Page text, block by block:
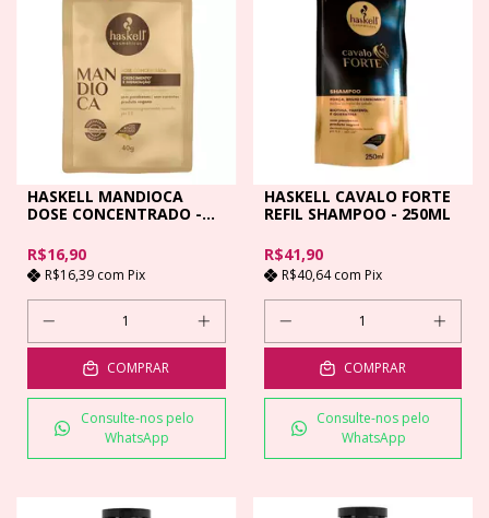
HASKELL MANDIOCA
DOSE CONCENTRADO -
R$16,90
R$16,39 com Pix
COMPRAR
Consulte-nos pelo
WhatsApp
HASKELL CAVALO FORTE
REFIL SHAMPOO - 250ML
R$41,90
R$40,64com Pix
COMPRAR
Consulte-nos pelo
WhatsApp